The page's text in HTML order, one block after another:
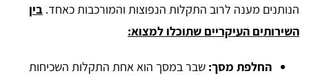
הנותנים מענה לרוב התקלות הנפוצות והמורכבות כאחד. בין
השירותים העיקריים שתוכלו למצוא:
החלפת מסך: שבר במסך הוא אחת התקלות השכיחות